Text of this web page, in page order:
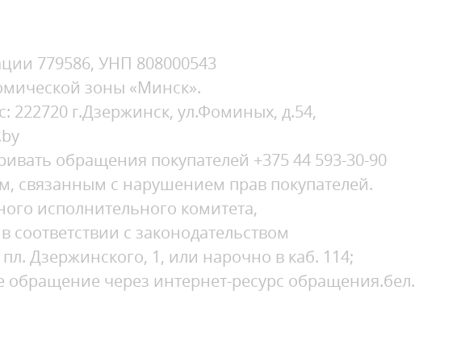
779586, УНП 808000543
зоны «Минск».
222720 г.Дзержинск, ул.Фоминых, д.54,
обращения покупателей +375 44 593-30-90
связанным с нарушением прав покупателей.
исполнительного комитета,
с законодательством
Дзержинского, 1, или нарочно в каб. 114;
обращение через интернет-ресурс обращения.бел.